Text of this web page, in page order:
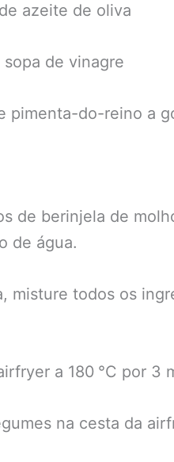
azeite de oliva
de vinagre
pimenta-do-reino a
de berinjela de
de água.
misture todos os
a 180 °C por 3
na cesta da